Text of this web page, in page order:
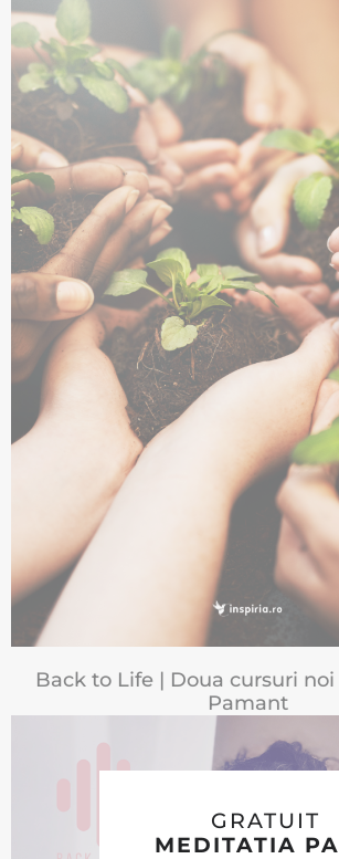
Back to Life | Doua cursuri
Pamant
GRATUIT
MEDITATIA